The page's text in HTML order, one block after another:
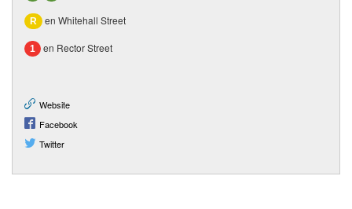
R en Whitehall Street
1 en Rector Street
Website
Facebook
Twitter